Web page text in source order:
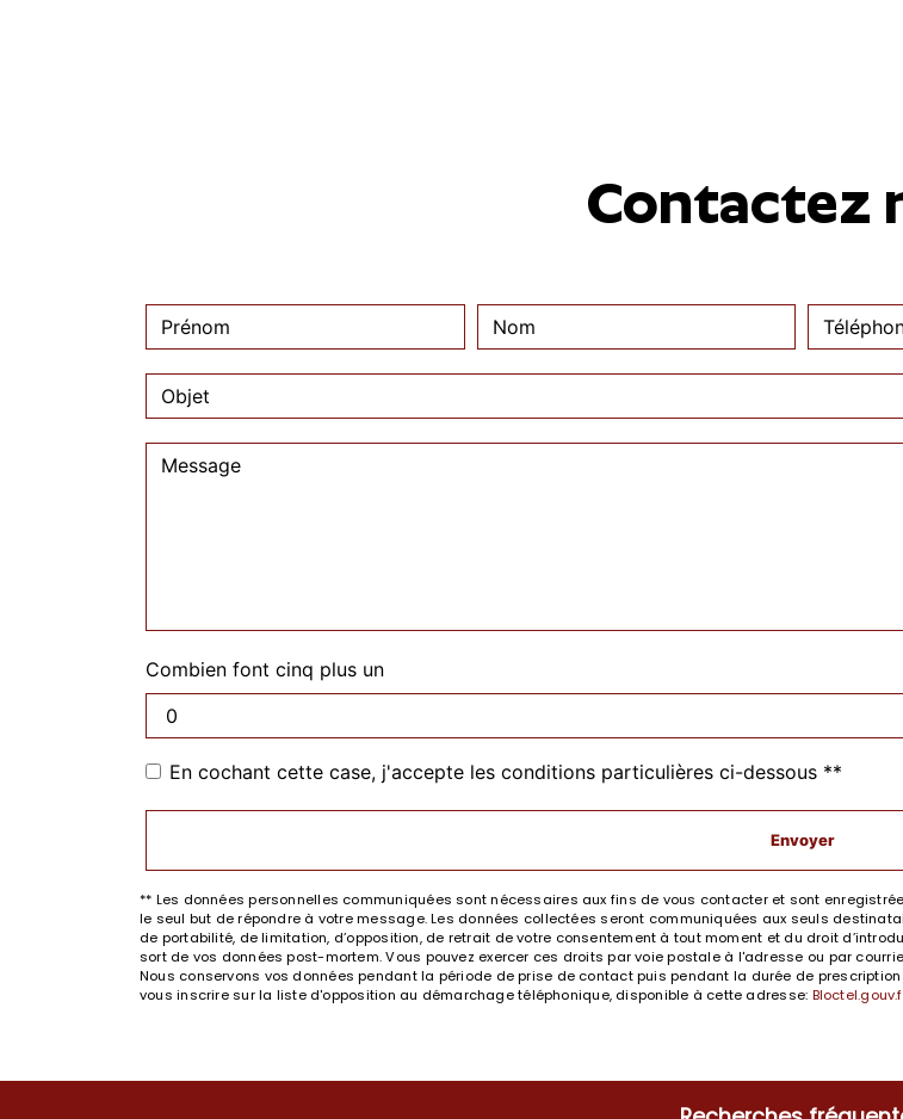
Contactez
Combien font cinq plus un
En cochant cette case, j'accepte les conditions particulières ci-dessous **
Envoyer
** Les données personnelles communiquées sont nécessaires aux fins de vous contacter et sont
le seul but de répondre à votre message. Les données collectées seront communiquées aux seuls
de portabilité, de limitation, d’opposition, de retrait de votre consentement à tout moment et du droit
sort de vos données post-mortem. Vous pouvez exercer ces droits par voie postale à l'adresse ou par
Nous conservons vos données pendant la période de prise de contact puis pendant la durée de
vous inscrire sur la liste d'opposition au démarchage téléphonique, disponible à cette adresse: